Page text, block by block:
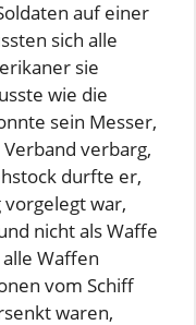
auf einer
sich alle
sie
wie die
sein Messer,
verbarg,
durfte er,
war,
nicht als Waffe
Waffen
vom Schiff
waren,